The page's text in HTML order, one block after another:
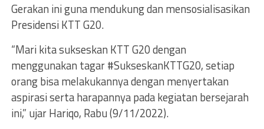
Gerakan ini guna mendukung dan mensosialisasikan
Presidensi KTT G20.
“Mari kita sukseskan KTT G20 dengan
menggunakan tagar #SukseskanKTTG20, setiap
orang bisa melakukannya dengan menyertakan
aspirasi serta harapannya pada kegiatan bersejarah
ini,” ujar Hariqo, Rabu (9/11/2022).